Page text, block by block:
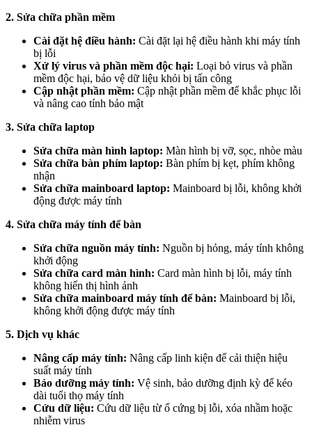
2. Sửa chữa phần mềm
Cài đặt hệ điều hành: Cài đặt lại hệ điều hành khi máy tính
bị lỗi
Xử lý virus và phần mềm độc hại: Loại bỏ virus và phần
mềm độc hại, bảo vệ dữ liệu khỏi bị tấn công
Cập nhật phần mềm: Cập nhật phần mềm để khắc phục lỗi
và nâng cao tính bảo mật
3. Sửa chữa laptop
Sửa chữa màn hình laptop: Màn hình bị vỡ, sọc, nhòe màu
Sửa chữa bàn phím laptop: Bàn phím bị kẹt, phím không
nhận
Sửa chữa mainboard laptop: Mainboard bị lỗi, không khởi
động được máy tính
4. Sửa chữa máy tính để bàn
Sửa chữa nguồn máy tính: Nguồn bị hỏng, máy tính không
khởi động
Sửa chữa card màn hình: Card màn hình bị lỗi, máy tính
không hiển thị hình ảnh
Sửa chữa mainboard máy tính để bàn: Mainboard bị lỗi,
không khởi động được máy tính
5. Dịch vụ khác
Nâng cấp máy tính: Nâng cấp linh kiện để cải thiện hiệu
suất máy tính
Bảo dưỡng máy tính: Vệ sinh, bảo dưỡng định kỳ để kéo
dài tuổi thọ máy tính
Cứu dữ liệu: Cứu dữ liệu từ ổ cứng bị lỗi, xóa nhầm hoặc
nhiễm virus